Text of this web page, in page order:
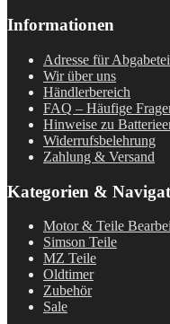
Informationen
Adresse für
Wir über uns
Händlerbereich
FAQ – Häufige
Hinweise zu
Widerrufsbelehrung
Zahlung & Versand
Kategorien &
Motor & Teile
Simson Teile
MZ Teile
Oldtimer
Zubehör
Sale